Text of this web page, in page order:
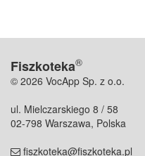
Fiszkoteka®
© 2026 VocApp Sp. z o.o.
ul. Mielczarskiego 8 / 58
02-798 Warszawa, Polska
fiszkoteka@fiszkoteka.pl